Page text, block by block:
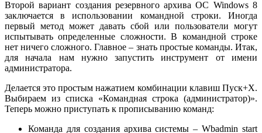
Второй вариант создания резервного архива ОС Windows 8
заключается в использовании командной строки. Иногда
первый метод может давать сбой или пользователи могут
испытывать определенные сложности. В командной строке
нет ничего сложного. Главное – знать простые команды. Итак,
для начала нам нужно запустить инструмент от имени
администратора.
Делается это простым нажатием комбинации клавиш Пуск+X.
Выбираем из списка «Командная строка (администратор)».
Теперь можно приступать к прописыванию команд:
Команда для создания архива системы – Wbadmin start